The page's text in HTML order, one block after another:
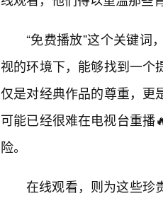
“免费播放”这个关键词
视的环境下，能够找到一个
仅是对经典作品的尊重，更
可能已经很难在电视台重播
险。
在线观看，则为这些珍